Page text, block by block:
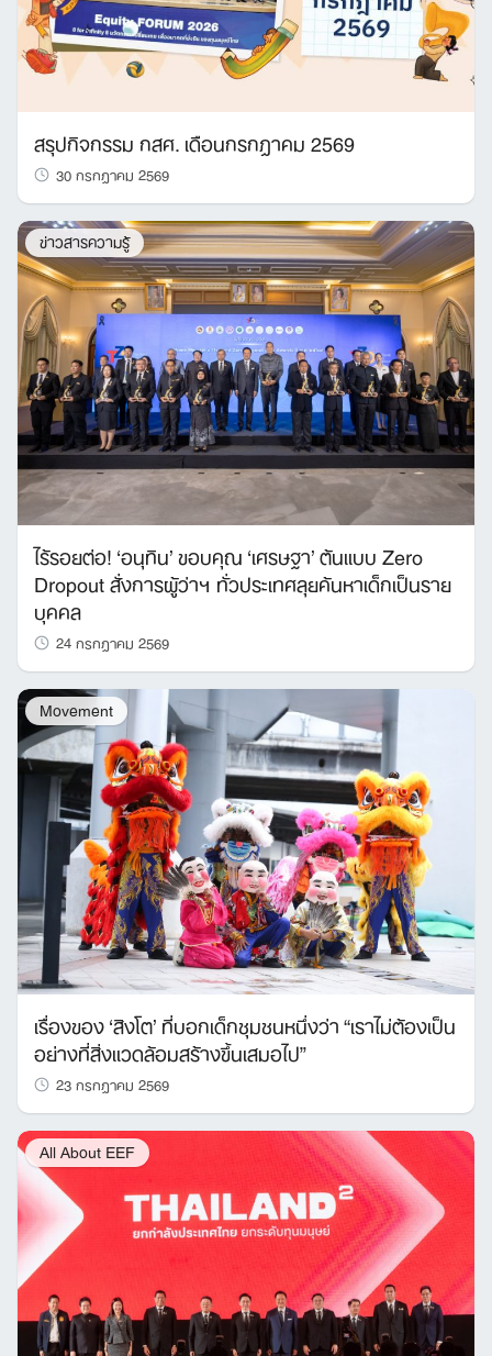
สรุปกิจกรรม กสศ. เดือนกรกฎาคม 2569
30 กรกฎาคม 2569
ข่าวสารความรู้
ไร้รอยต่อ! ‘อนุทิน’ ขอบคุณ ‘เศรษฐา’ ต้นแบบ Zero
Dropout สั่งการผู้ว่าฯ ทั่วประเทศลุยค้นหาเด็กเป็นราย
บุคคล
24 กรกฎาคม 2569
Movement
เรื่องของ ‘สิงโต’ ที่บอกเด็กชุมชนหนึ่งว่า “เราไม่ต้องเป็น
อย่างที่สิ่งแวดล้อมสร้างขึ้นเสมอไป”
23 กรกฎาคม 2569
All About EEF